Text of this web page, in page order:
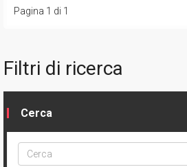
Pagina 1 di 1
Filtri di ricerca
Cerca
Cerca
ptype